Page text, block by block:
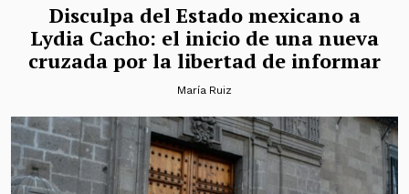
Disculpa del Estado mexicano a
Lydia Cacho: el inicio de una nueva
cruzada por la libertad de informar
María Ruiz